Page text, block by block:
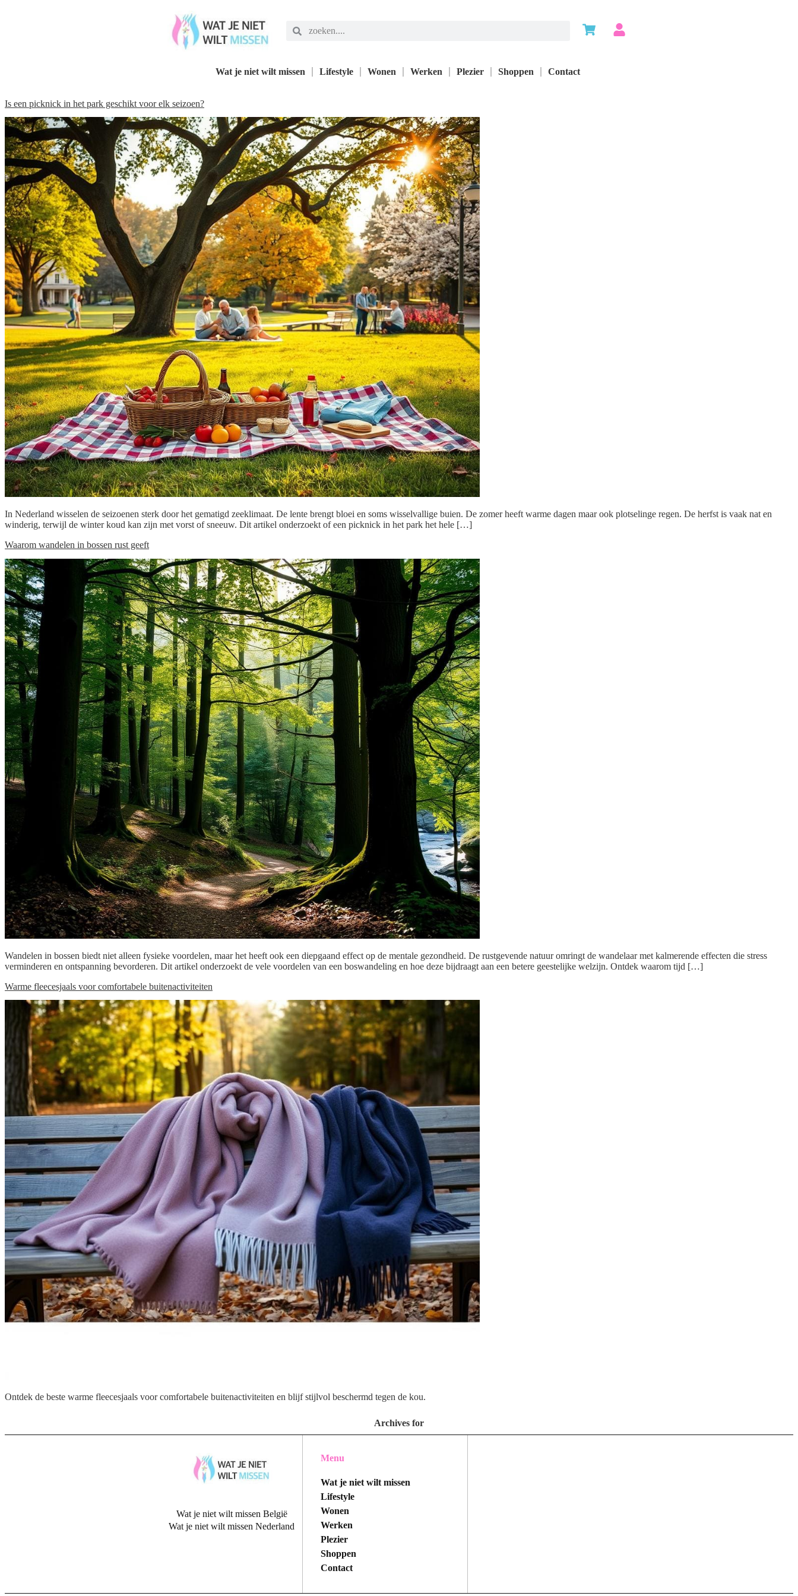
Wat je niet wilt missen Lifestyle Wonen Werken Plezier Shoppen Contact
Is een picknick in het park geschikt voor elk seizoen?
In Nederland wisselen de seizoenen sterk door het gematigd zeeklimaat. De lente brengt bloei en soms wisselvallige buien. De zomer heeft warme dagen maar ook plotselinge regen. De herfst is vaak nat en
winderig, terwijl de winter koud kan zijn met vorst of sneeuw. Dit artikel onderzoekt of een picknick in het park het hele […]
Waarom wandelen in bossen rust geeft
Wandelen in bossen biedt niet alleen fysieke voordelen, maar het heeft ook een diepgaand effect op de mentale gezondheid. De rustgevende natuur omringt de wandelaar met kalmerende effecten die stress
verminderen en ontspanning bevorderen. Dit artikel onderzoekt de vele voordelen van een boswandeling en hoe deze bijdraagt aan een betere geestelijke welzijn. Ontdek waarom tijd […]
Warme fleecesjaals voor comfortabele buitenactiviteiten
Ontdek de beste warme fleecesjaals voor comfortabele buitenactiviteiten en blijf stijlvol beschermd tegen de kou.
Archives for
Wat je niet wilt missen België
Wat je niet wilt missen Nederland
Menu
Wat je niet wilt missen
Lifestyle
Wonen
Werken
Plezier
Shoppen
Contact